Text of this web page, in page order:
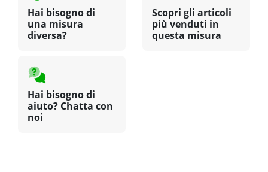
Hai bisogno di
una misura
diversa?
Scopri gli articoli
più venduti in
questa misura
Hai bisogno di
aiuto? Chatta con
noi